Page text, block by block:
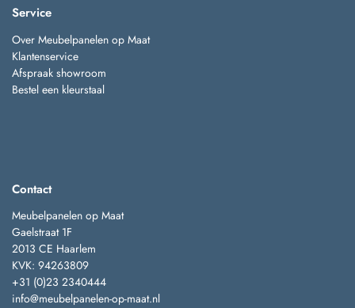
Service
Over Meubelpanelen op Maat
Klantenservice
Afspraak showroom
Bestel een kleurstaal
Contact
Meubelpanelen op Maat
Gaelstraat 1F
2013 CE Haarlem
KVK: 94263809
+31 (0)23 2340444
info@meubelpanelen-op-maat.nl